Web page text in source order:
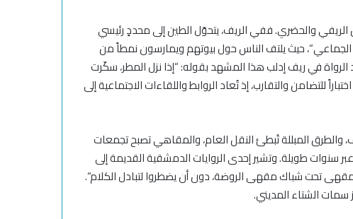
الريفي والحضري. ففي الريف، يتحوّل الطين إلى محددٍ رئيسي
الجماعي“، حيث يلتف الناس حول بيوتهم ويمارسون نمطاً من
في ريف إدلب هذا المشهد بقوله: “إذا نزل المطر، سكّرت
للتضامنوالتقارب، إذ تُعاد الروابطواللقاءاتالاجتماعية إلى
والطرق المبللة تُبطئ النقل العام، والمقاهي تصبح تجمعات
سنوات طويلة. وتشير إحدى الروايات الدمشقية القديمة إلى
تحت شباك مقهى الروضة، دون أن يضطروا لتبادل الكلام“.
سمات الشتاء المديني.